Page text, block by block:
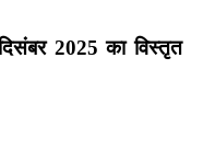
2025 का विस्तृत